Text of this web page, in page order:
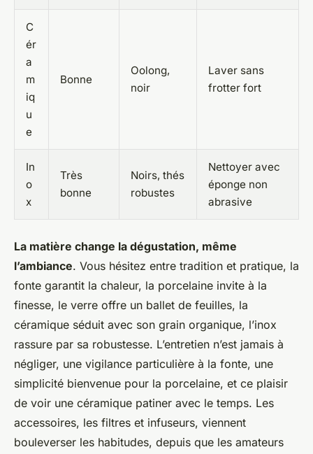
C
ér
a
m
iq
u
e
Bonne
Oolong,
noir
Laver sans
frotter fort
In
o
x
Très
bonne
Noirs, thés
robustes
Nettoyer avec
éponge non
abrasive
La matière change la dégustation, même
l’ambiance. Vous hésitez entre tradition et pratique, la
fonte garantit la chaleur, la porcelaine invite à la
finesse, le verre offre un ballet de feuilles, la
céramique séduit avec son grain organique, l’inox
rassure par sa robustesse. L’entretien n’est jamais à
négliger, une vigilance particulière à la fonte, une
simplicité bienvenue pour la porcelaine, et ce plaisir
de voir une céramique patiner avec le temps. Les
accessoires, les filtres et infuseurs, viennent
bouleverser les habitudes, depuis que les amateurs